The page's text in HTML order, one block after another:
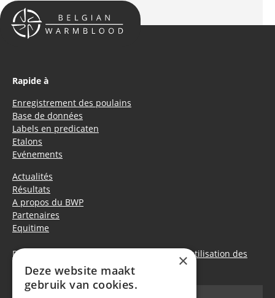
Rapide à
Enregistrement des poulains
Base de données
Labels en predicaten
Etalons
Evénements
Actualités
Résultats
A propos du BWP
Partenaires
Equitime
Déclaration de confidentialité
Politique d’utilisation des
cookies
×
Deze website maakt
gebruik van cookies.